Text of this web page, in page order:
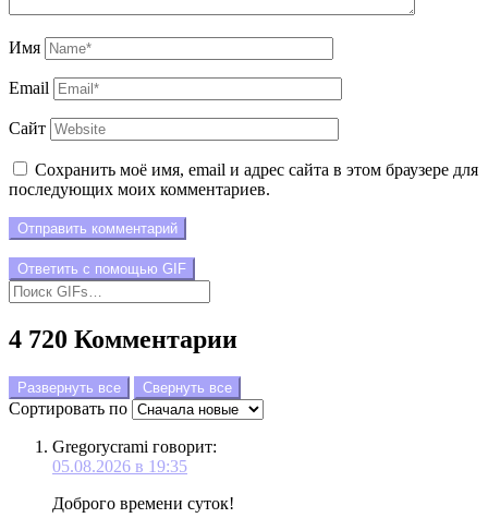
Имя
Email
Сайт
Сохранить моё имя, email и адрес сайта в этом браузере для
последующих моих комментариев.
Отправить комментарий
Ответить с помощью GIF
4 720 Комментарии
Развернуть все Свернуть все
Сортировать по
Gregorycrami говорит:
05.08.2026 в 19:35
Доброго времени суток!